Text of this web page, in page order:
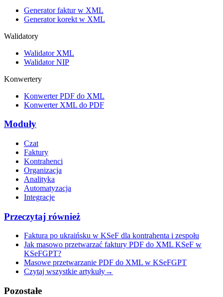
Generator faktur w XML
Generator korekt w XML
Walidatory
Walidator XML
Walidator NIP
Konwertery
Konwerter PDF do XML
Konwerter XML do PDF
Moduły
Czat
Faktury
Kontrahenci
Organizacja
Analityka
Automatyzacja
Integracje
Przeczytaj również
Faktura po ukraińsku w KSeF dla kontrahenta i zespołu
Jak masowo przetwarzać faktury PDF do XML KSeF w
KSeFGPT?
Masowe przetwarzanie PDF do XML w KSeFGPT
Czytaj wszystkie artykuły→
Pozostałe